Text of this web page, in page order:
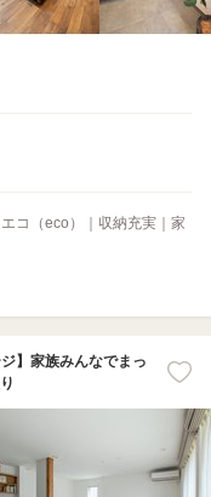
コ（eco）｜収納充実｜家
】家族みんなでまっ